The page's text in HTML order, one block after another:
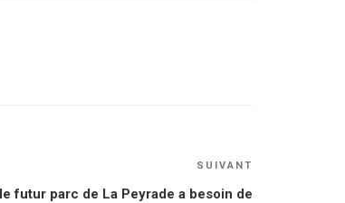
SUIVANT
futur parc de La Peyrade a besoin de